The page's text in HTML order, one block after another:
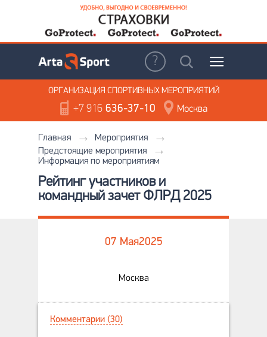
ОРГАНИЗАЦИЯ СПОРТИВНЫХ МЕРОПРИЯТИЙ
+7 916636-37-10 Москва
Главная
Мероприятия
Предстоящие мероприятия
Информация по мероприятиям
Рейтинг участников и
командный зачет ФЛРД 2025
07 Мая2025
Москва
Комментарии (30)